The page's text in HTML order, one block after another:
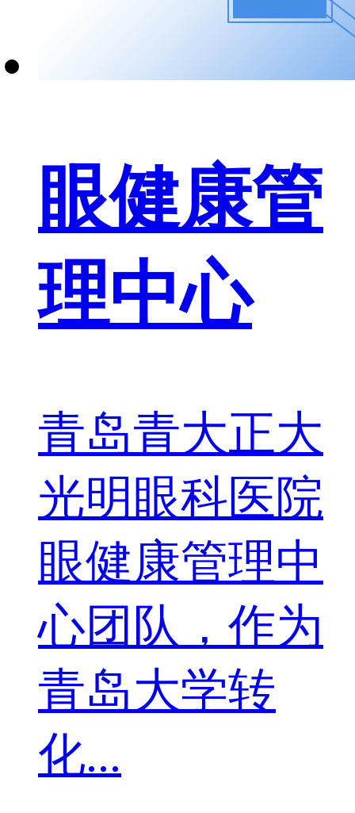
眼健康管
理中心
青岛青大正大
光明眼科医院
眼健康管理中
心团队，作为
青岛大学转
化...